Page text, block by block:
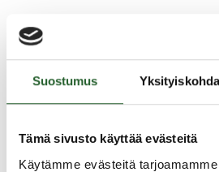
Suostumus
Tämä sivusto käyttää evästeitä
Käytämme evästeitä
ja taksat
Tältä sivulta löydät tietoa
sekä muista viranomaistehtävistä
maksuista.